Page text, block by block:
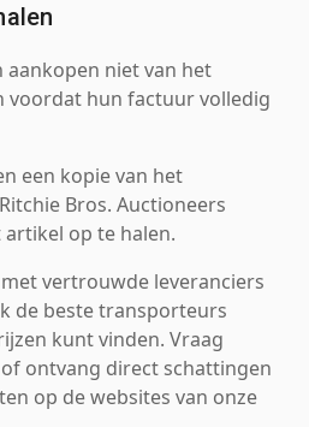
aankopen niet van het
voordat hun factuur volledig
een kopie van het
Bros. Auctioneers
op te halen.
vertrouwde leveranciers
de beste transporteurs
kunt vinden. Vraag
ontvang direct schattingen
op de websites van onze